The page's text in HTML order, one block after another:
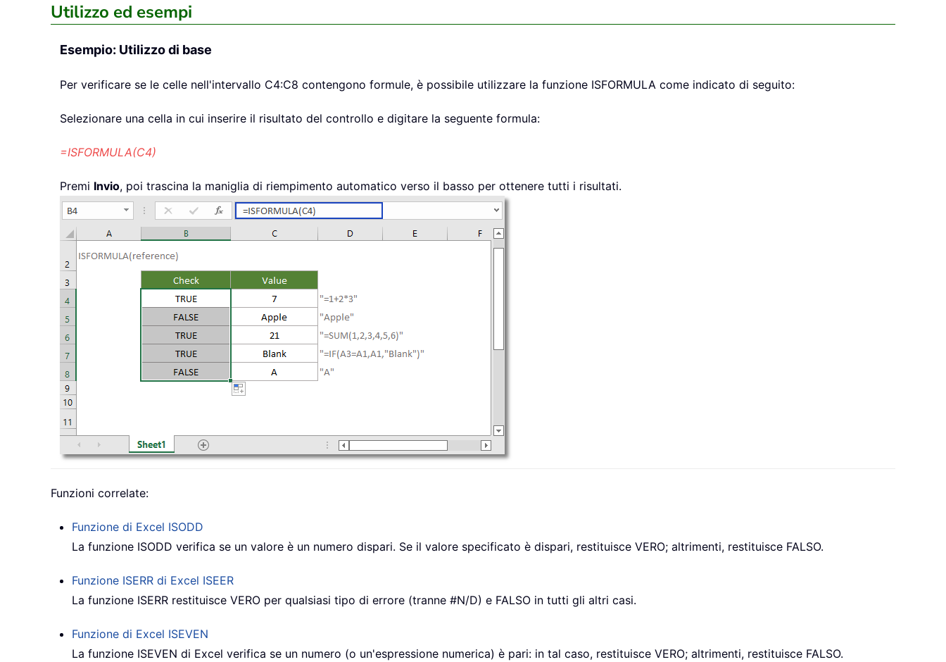
Utilizzo ed esempi
Esempio: Utilizzo di base
Per verificare se le celle nell'intervallo C4:C8 contengono formule, è possibile utilizzare la funzione ISFORMULA come indicato di seguito:
Selezionare una cella in cui inserire il risultato del controllo e digitare la seguente formula:
=ISFORMULA(C4)
Premi Invio, poi trascina la maniglia di riempimento automatico verso il basso per ottenere tutti i risultati.
Funzioni correlate:
Funzione di Excel ISODD
La funzione ISODD verifica se un valore è un numero dispari. Se il valore specificato è dispari, restituisce VERO; altrimenti, restituisce FALSO.
Funzione ISERR di Excel ISEER
La funzione ISERR restituisce VERO per qualsiasi tipo di errore (tranne #N/D) e FALSO in tutti gli altri casi.
Funzione di Excel ISEVEN
La funzione ISEVEN di Excel verifica se un numero (o un'espressione numerica) è pari: in tal caso, restituisce VERO; altrimenti, restituisce FALSO.